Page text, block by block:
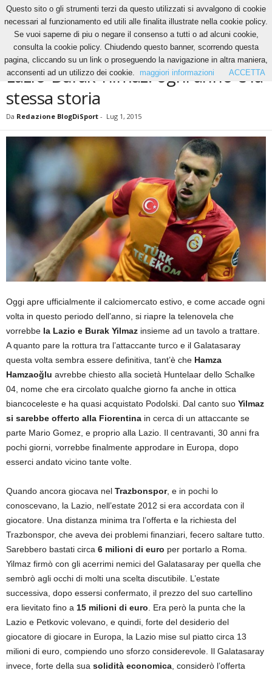
News Lazio-Burak Yilmaz: ogni anno è la stessa storia
NEWS
Lazio-Burak Yilmaz: ogni anno è la
stessa storia
Da Redazione BlogDiSport - Lug 1, 2015
Oggi apre ufficialmente il calciomercato estivo, e come accade ogni
volta in questo periodo dell’anno, si riapre la telenovela che
vorrebbe la Lazio e Burak Yilmaz insieme ad un tavolo a trattare.
A quanto pare la rottura tra l’attaccante turco e il Galatasaray
questa volta sembra essere definitiva, tant’è che Hamza
Hamzaoğlu avrebbe chiesto alla società Huntelaar dello Schalke
04, nome che era circolato qualche giorno fa anche in ottica
biancoceleste e ha quasi acquistato Podolski. Dal canto suo Yilmaz
si sarebbe offerto alla Fiorentina in cerca di un attaccante se
parte Mario Gomez, e proprio alla Lazio. Il centravanti, 30 anni fra
pochi giorni, vorrebbe finalmente approdare in Europa, dopo
esserci andato vicino tante volte.
Quando ancora giocava nel Trazbonspor, e in pochi lo
conoscevano, la Lazio, nell’estate 2012 si era accordata con il
giocatore. Una distanza minima tra l’offerta e la richiesta del
Trazbonspor, che aveva dei problemi finanziari, fecero saltare tutto.
Sarebbero bastati circa 6 milioni di euro per portarlo a Roma.
Yilmaz firmò con gli acerrimi nemici del Galatasaray per quella che
sembrò agli occhi di molti una scelta discutibile. L’estate
successiva, dopo essersi confermato, il prezzo del suo cartellino
era lievitato fino a 15 milioni di euro . Era però la punta che la
Lazio e Petkovic volevano, e quindi, forte del desiderio del
giocatore di giocare in Europa, la Lazio mise sul piatto circa 13
milioni di euro, compiendo uno sforzo considerevole. Il Galatasaray
invece, forte della sua solidità economica , considerò l’offerta
Questo sito o gli strumenti terzi da questo utilizzati si avvalgono di cookie
necessari al funzionamento ed utili alle finalita illustrate nella cookie policy.
Se vuoi saperne di piu o negare il consenso a tutti o ad alcuni cookie,
consulta la cookie policy. Chiudendo questo banner, scorrendo questa
pagina, cliccando su un link o proseguendo la navigazione in altra maniera,
acconsenti ad un utilizzo dei cookie.
maggiori informazioni ACCETTA